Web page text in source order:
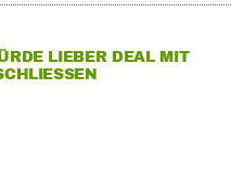
LIEBER DEAL MIT